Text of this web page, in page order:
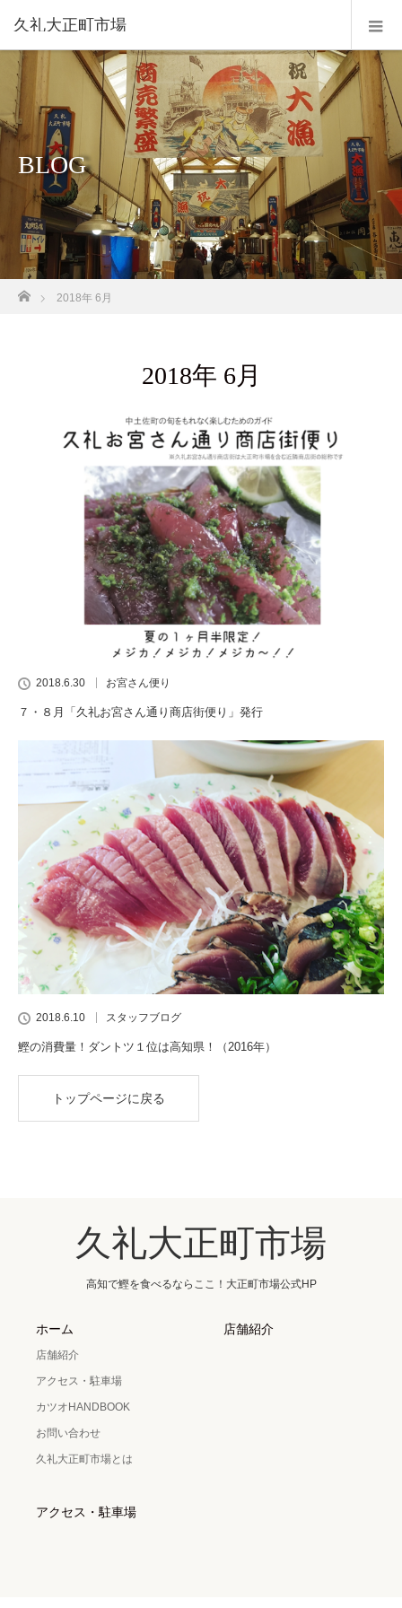
久礼大正町市場
BLOG
ホーム
2018年 6月
2018年 6月
2018.6.30 お宮さん便り
７・８月「久礼お宮さん通り商店街便り」発行
2018.6.10 スタッフブログ
鰹の消費量！ダントツ１位は高知県！（2016年）
トップページに戻る
久礼大正町市場
高知で鰹を食べるならここ！大正町市場公式HP
ホーム
店舗紹介
アクセス・駐車場
カツオHANDBOOK
お問い合わせ
久礼大正町市場とは
店舗紹介
アクセス・駐車場